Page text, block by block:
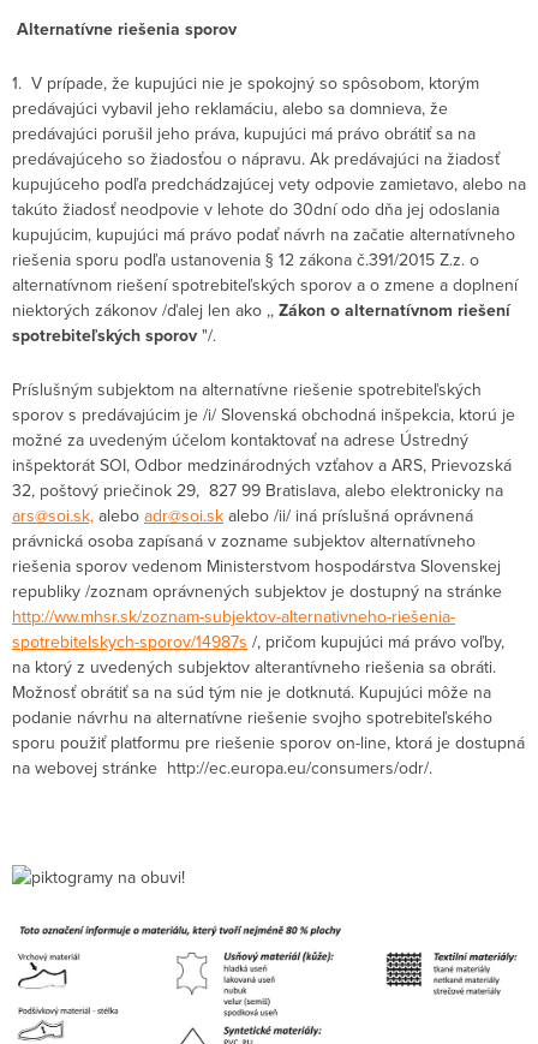
Alternatívne riešenia sporov
1. V prípade, že kupujúci nie je spokojný so spôsobom, ktorým
predávajúci vybavil jeho reklamáciu, alebo sa domnieva, že
predávajúci porušil jeho práva, kupujúci má právo obrátiť sa na
predávajúceho so žiadosťou o nápravu. Ak predávajúci na žiadosť
kupujúceho podľa predchádzajúcej vety odpovie zamietavo, alebo na
takúto žiadosť neodpovie v lehote do 30dní odo dňa jej odoslania
kupujúcim, kupujúci má právo podať návrh na začatie alternatívneho
riešenia sporu podľa ustanovenia § 12 zákona č.391/2015 Z.z. o
alternatívnom riešení spotrebiteľských sporov a o zmene a doplnení
niektorých zákonov /ďalej len ako ,, Zákon o alternatívnom riešení
spotrebiteľských sporov "/.
Príslušným subjektom na alternatívne riešenie spotrebiteľských
sporov s predávajúcim je /i/ Slovenská obchodná inšpekcia, ktorú je
možné za uvedeným účelom kontaktovať na adrese Ústredný
inšpektorát SOI, Odbor medzinárodných vzťahov a ARS, Prievozská
32, poštový priečinok 29, 827 99 Bratislava, alebo elektronicky na
ars@soi.sk, alebo adr@soi.sk alebo /ii/ iná príslušná oprávnená
právnická osoba zapísaná v zozname subjektov alternatívneho
riešenia sporov vedenom Ministerstvom hospodárstva Slovenskej
republiky /zoznam oprávnených subjektov je dostupný na stránke
http://ww.mhsr.sk/zoznam-subjektov-alternativneho-riešenia-
spotrebitelskych-sporov/14987s /, pričom kupujúci má právo voľby,
na ktorý z uvedených subjektov alterantívneho riešenia sa obráti.
Možnosť obrátiť sa na súd tým nie je dotknutá. Kupujúci môže na
podanie návrhu na alternatívne riešenie svojho spotrebiteľského
sporu použiť platformu pre riešenie sporov on-line, ktorá je dostupná
na webovej stránke http://ec.europa.eu/consumers/odr/.